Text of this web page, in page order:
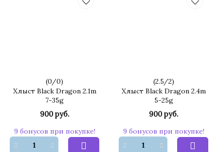
(0/0)
Хлыст Black Dragon 2.1m
7-35g
900 руб.
9 бонусов при покупке!
(2.5/2)
Хлыст Black Dragon 2.4m
5-25g
900 руб.
9 бонусов при покупке!